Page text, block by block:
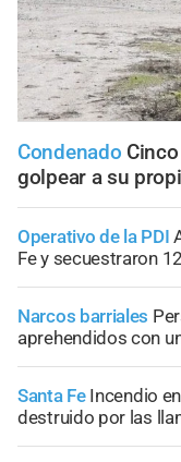
Condenado
golpear a su
Operativo de la PDI
Fe y secuestraron
Narcos barriales
aprehendidos con
Santa Fe Incendio
destruido por las